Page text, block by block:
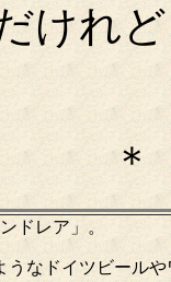
けれ
ドレア」。
うなドイツビール